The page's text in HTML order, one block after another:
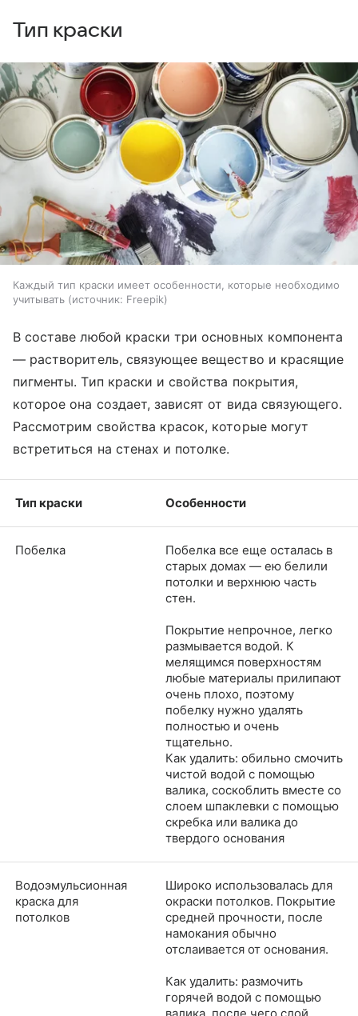
Тип краски
Каждый тип краски имеет особенности, которые необходимо
учитывать
источник: Freepik
В составе любой краски три основных компонента
— растворитель, связующее вещество и красящие
пигменты. Тип краски и свойства покрытия,
которое она создает, зависят от вида связующего.
Рассмотрим свойства красок, которые могут
встретиться на стенах и потолке.
Тип краски Особенности
Побелка
Побелка все еще осталась в
старых домах — ею белили
потолки и верхнюю часть
стен.
Покрытие непрочное, легко
размывается водой. К
мелящимся поверхностям
любые материалы прилипают
очень плохо, поэтому
побелку нужно удалять
полностью и очень
тщательно.​​
Как удалить: обильно смочить
чистой водой с помощью
валика, соскоблить вместе со
слоем шпаклевки с помощью
скребка или валика до
твердого основания
Водоэмульсионная
краска для
потолков
Широко использовалась для
окраски потолков. Покрытие
средней прочности, после
намокания обычно
отслаивается от основания.
Как удалить: размочить
горячей водой с помощью